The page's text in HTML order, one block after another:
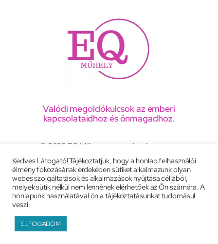
Valódi megoldókulcsok az emberi
kapcsolataidhoz és önmagadhoz.
© 2025 EQ Műhely, minden jog fenntartva
Adatkezelési tájékoztató
Általános szerződési feltételek Impresszum
Weboldal:peac.eu
Kedves Látogató! Tájékoztatjuk, hogy a honlap felhasználói
élmény fokozásának érdekében sütiket alkalmazunk olyan
webes szolgáltatások és alkalmazások nyújtása céljából,
melyek sütik nélkül nem lennének elérhetőek az Ön számára. A
honlapunk használatával ön a tájékoztatásunkat tudomásul
veszi.
ELFOGADOM